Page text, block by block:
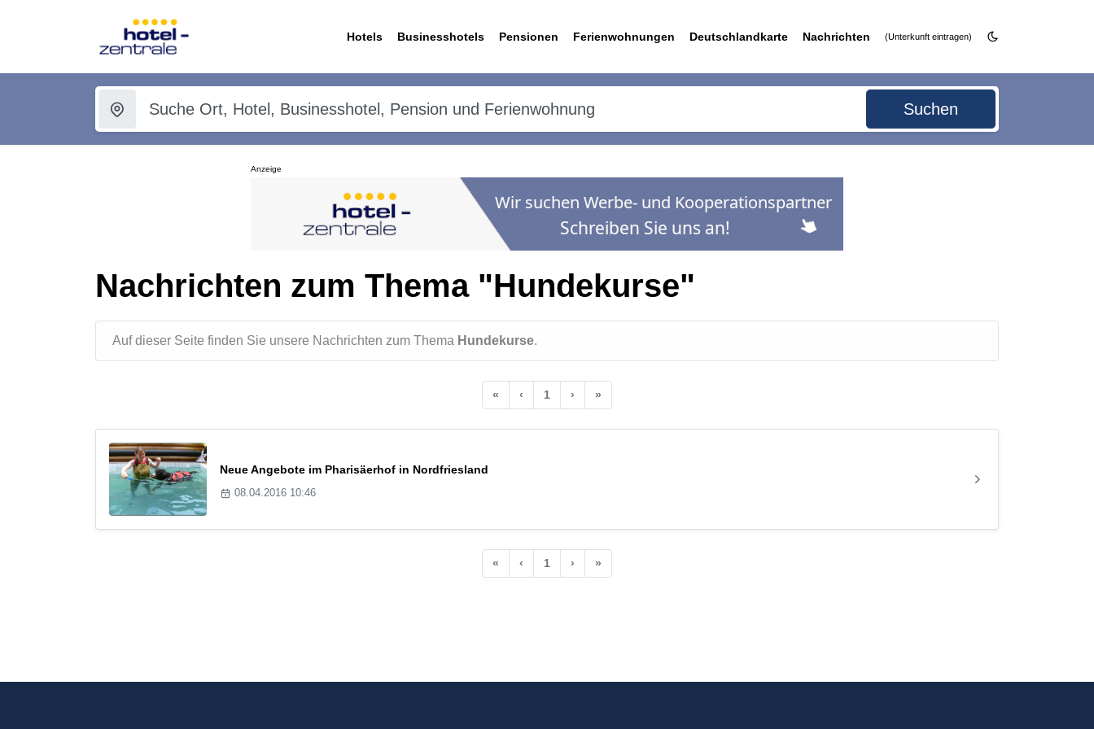
Hotels Businesshotels Pensionen Ferienwohnungen Deutschlandkarte Nachrichten (Unterkunft eintragen)
Suchen
Anzeige
Nachrichten zum Thema "Hundekurse"
Auf dieser Seite finden Sie unsere Nachrichten zum Thema Hundekurse.
« ‹ 1 › »
Neue Angebote im Pharisäerhof in Nordfriesland
08.04.2016 10:46
« ‹ 1 › »